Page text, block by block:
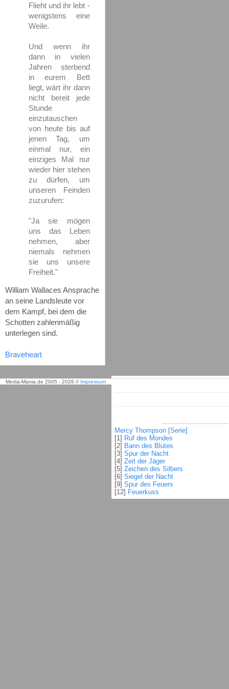
Flieht und ihr lebt -
wenigstens eine
Weile.
Und wenn ihr
dann in vielen
Jahren sterbend
in eurem Bett
liegt, wärt ihr dann
nicht bereit jede
Stunde
einzutauschen
von heute bis auf
jenen Tag, um
einmal nur, ein
einziges Mal nur
wieder hier stehen
zu dürfen, um
unseren Feinden
zuzurufen:
"Ja sie mögen
uns das Leben
nehmen, aber
niemals nehmen
sie uns unsere
Freiheit."
William Wallaces Ansprache
an seine Landsleute vor
dem Kampf, bei dem die
Schotten zahlenmäßig
unterlegen sind.
Braveheart
Mercy Thompson [Serie]
[1] Ruf des Mondes
[2] Bann des Blutes
[3] Spur der Nacht
[4] Zeit der Jäger
[5] Zeichen des Silbers
[6] Siegel der Nacht
[9] Spur des Feuers
[12] Feuerkuss
Media-Mania.de 2005 - 2026 // Impressum